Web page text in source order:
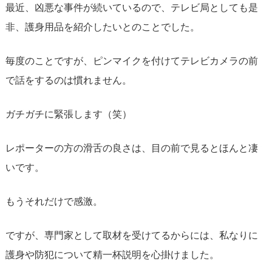
最近、凶悪な事件が続いているので、テレビ局としても是
非、護身用品を紹介したいとのことでした。
毎度のことですが、ピンマイクを付けてテレビカメラの前
で話をするのは慣れません。
ガチガチに緊張します（笑）
レポーターの方の滑舌の良さは、目の前で見るとほんと凄
いです。
もうそれだけで感激。
ですが、専門家として取材を受けてるからには、私なりに
護身や防犯について精一杯説明を心掛けました。